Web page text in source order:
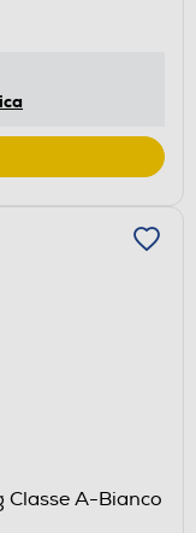
Classe A-Bianco